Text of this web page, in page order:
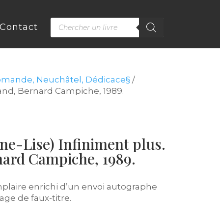
Contact
Recherche
de
produits
Neuchâtel, Dédicace§ /
Bernard Campiche, 1989.
Lise) Infiniment plus.
Campiche, 1989.
enrichi d’un envoi autographe
de faux-titre.